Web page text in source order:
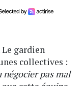
gardien
collectives :
pas mal